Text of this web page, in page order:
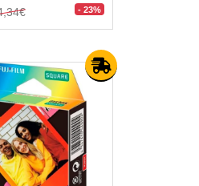
- 23%